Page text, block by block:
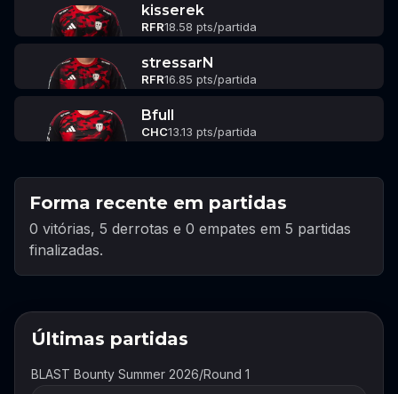
kisserek
RFR18.58 pts/partida
stressarN
RFR16.85 pts/partida
Bfull
CHC13.13 pts/partida
Forma recente em partidas
0 vitórias, 5 derrotas e 0 empates em 5 partidas
finalizadas.
Últimas partidas
BLAST Bounty Summer 2026/Round 1